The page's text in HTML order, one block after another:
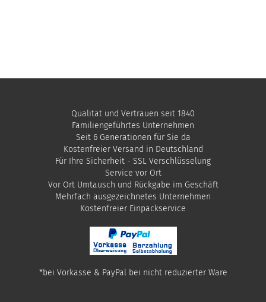
Qualität und Vertrauen seit 1840
Familiengeführtes Unternehmen
Seit 6 Generationen für Sie da
Kostenfreier Versand in Deutschland
Für Ihre Sicherheit - SSL Verschlüsselung
Service vor Ort
Vor Ort Umtausch und Rückgabe im Geschäft
Mehrfach ausgezeichnetes Unternehmen
​Kostenfreier Einpackservice
*bei Vorkasse & PayPal bei nicht reduzierter Ware